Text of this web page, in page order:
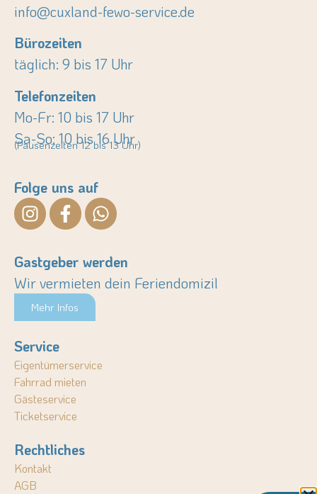
info@cuxland-fewo-service.de
Bürozeiten
täglich: 9 bis 17 Uhr
Telefonzeiten
Mo-Fr: 10 bis 17 Uhr
Sa-So: 10 bis 16 Uhr
(Pausenzeiten 12 bis 13 Uhr)
Folge uns auf
Gastgeber werden
Wir vermieten dein Feriendomizil
Mehr Infos
Service
Eigentümerservice
Fahrrad mieten
Gästeservice
Ticketservice
Rechtliches
Kontakt
AGB